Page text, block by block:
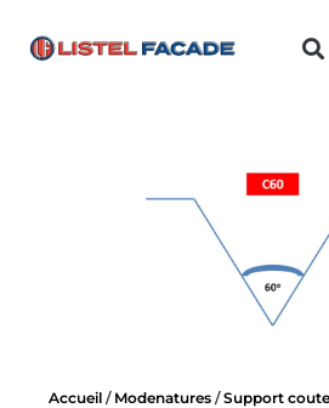
Accueil / Modenatures /Support